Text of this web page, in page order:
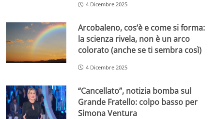
4 Dicembre 2025
Arcobaleno, cos’è e come si forma:
la scienza rivela, non è un arco
colorato (anche se ti sembra così)
4 Dicembre 2025
“Cancellato”, notizia bomba sul
Grande Fratello: colpo basso per
Simona Ventura